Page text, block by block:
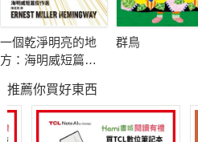
一個乾淨明亮的地
方：海明威短篇傑
群鳥
推薦你買好東西